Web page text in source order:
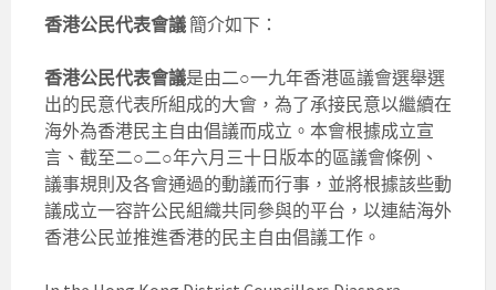
香港公民代表會議 簡介如下：
香港公民代表會議是由二○一九年香港區議會選舉選
出的民意代表所組成的大會，為了承接民意以繼續在
海外為香港民主自由倡議而成立。本會根據成立宣
言、截至二○二○年六月三十日版本的區議會條例、
議事規則及各會通過的動議而行事，並將根據該些動
議成立一容許公民組織共同參與的平台，以連結海外
香港公民並推進香港的民主自由倡議工作。